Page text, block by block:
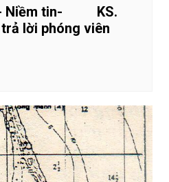
Niềm tin- KS.
lời phóng viên